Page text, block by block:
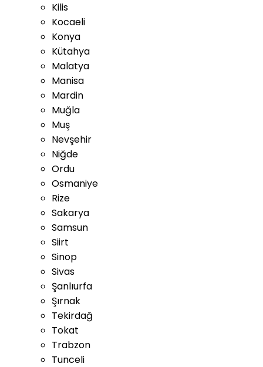
Kilis
Kocaeli
Konya
Kütahya
Malatya
Manisa
Mardin
Muğla
Muş
Nevşehir
Niğde
Ordu
Osmaniye
Rize
Sakarya
Samsun
Siirt
Sinop
Sivas
Şanlıurfa
Şırnak
Tekirdağ
Tokat
Trabzon
Tunceli